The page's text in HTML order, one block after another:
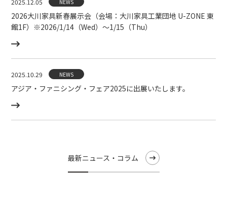
NEWS
2026大川家具新春展示会（会場：大川家具工業団地 U-ZONE 東
館1F）※2026/1/14（Wed）〜1/15（Thu）
2025.10.29 NEWS
アジア・ファニシング・フェア2025に出展いたします。
最新ニュース・コラム